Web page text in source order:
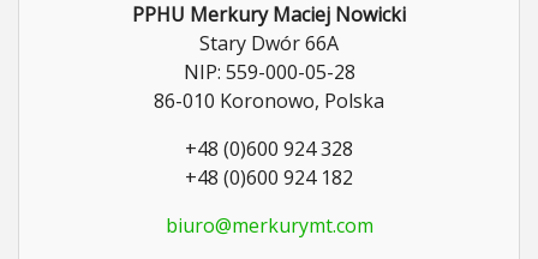
PPHU Merkury Maciej Nowicki
Stary Dwór 66A
NIP: 559-000-05-28
86-010 Koronowo, Polska
+48 (0)600 924 328
+48 (0)600 924 182
biuro@merkurymt.com